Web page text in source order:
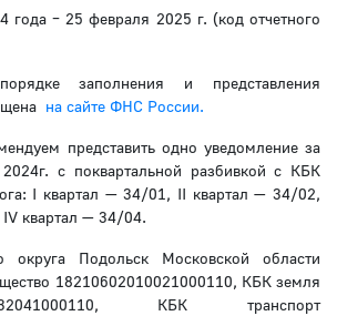
года – 25 февраля 2025 г. (код отчетного
заполнения и представления
на сайте ФНС России.
представить одно уведомление за
с поквартальной разбивкой с КБК
I квартал — 34/01, II квартал — 34/02,
квартал — 34/04.
округа Подольск Московской области
18210602010021000110, КБК земля
КБК транспорт